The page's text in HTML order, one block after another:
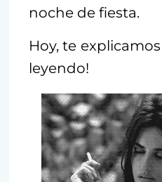
noche de fiesta.
Hoy, te
leyendo!